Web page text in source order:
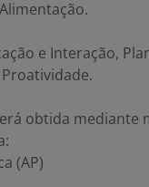
e Interação,
obtida mediante
(AP)